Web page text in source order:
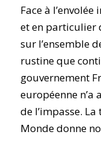
Face à
et en particulier
sur l’ensemble
rustine que
gouvernement
européenne n’a
de l’impasse.
Monde donne